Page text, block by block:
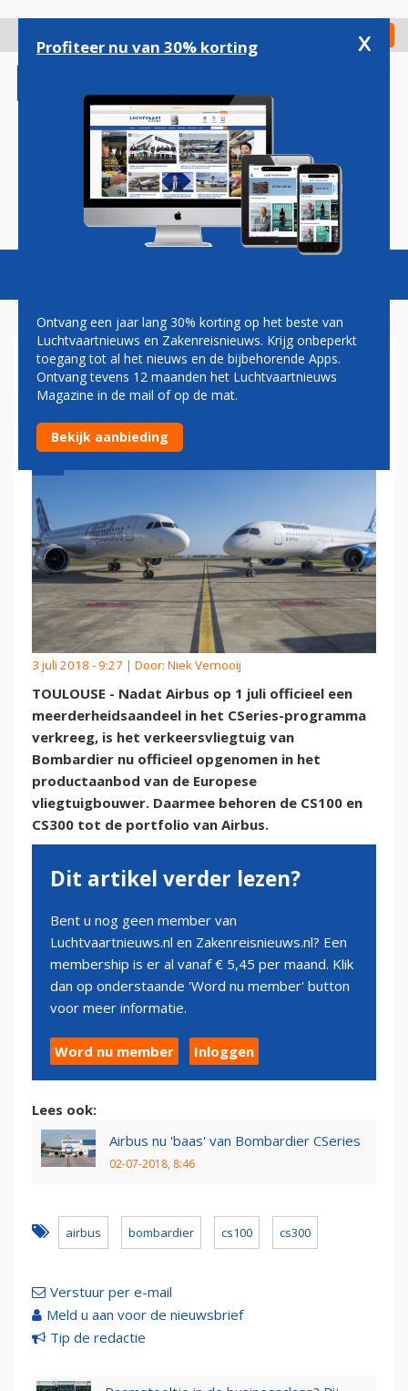
gaan
Check in
Magazine Podcasts Vacatures
CSERIES NU OPGENOMEN IN
AIRBUS-PRODUCTAANBOD
3 juli 2018 - 9:27 | Door: Niek Vernooij
TOULOUSE - Nadat Airbus op 1 juli officieel een
meerderheidsaandeel in het CSeries-programma
verkreeg, is het verkeersvliegtuig van
Bombardier nu officieel opgenomen in het
productaanbod van de Europese
vliegtuigbouwer. Daarmee behoren de CS100 en
CS300 tot de portfolio van Airbus.
Dit artikel verder lezen?
Bent u nog geen member van
Luchtvaartnieuws.nl en Zakenreisnieuws.nl? Een
membership is er al vanaf € 5,45 per maand. Klik
dan op onderstaande 'Word nu member' button
voor meer informatie.
Word nu member Inloggen
Lees ook:
Airbus nu 'baas' van Bombardier CSeries
02-07-2018, 8:46
airbus bombardier cs100 cs300
Verstuur per e-mail
Meld u aan voor de nieuwsbrief
Tip de redactie
Profiteer nu van 30% korting x
Ontvang een jaar lang 30% korting op het beste van
Luchtvaartnieuws en Zakenreisnieuws. Krijg onbeperkt
toegang tot al het nieuws en de bijbehorende Apps.
Ontvang tevens 12 maanden het Luchtvaartnieuws
Magazine in de mail of op de mat.
Bekijk aanbieding